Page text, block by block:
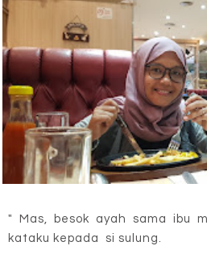
" Mas, besok ayah sama ibu
kataku kepada si sulung.